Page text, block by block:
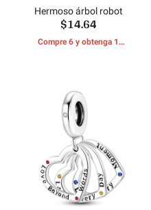
Hermoso árbol robot
$14.64
Compre 6 y obtenga 1